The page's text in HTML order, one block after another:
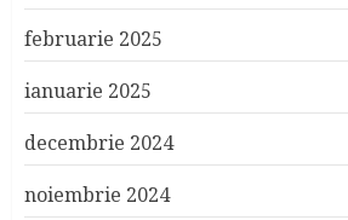
februarie 2025
ianuarie 2025
decembrie 2024
noiembrie 2024